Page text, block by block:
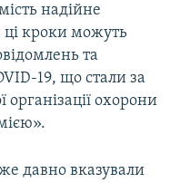
надійне
ці кроки можуть
та
19, що стали за
організації охорони
давно вказували